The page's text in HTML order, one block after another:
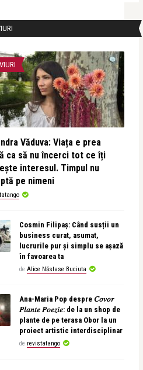
Văduva: Viața e prea
ca să nu încerci tot ce îți
interesul. Timpul nu
pe nimeni
Cosmin Filipaș: Când susții un
business curat, asumat,
lucrurile pur și simplu se așază
în favoarea ta
de Alice Năstase Buciuta
Ana-Maria Pop despre 𝐶𝑜𝑣𝑜𝑟
𝑃𝑙𝑎𝑛𝑡𝑒 𝑃𝑜𝑒𝑧𝑖𝑒: de la un shop de
plante de pe terasa Obor la un
proiect artistic interdisciplinar
de revistatango